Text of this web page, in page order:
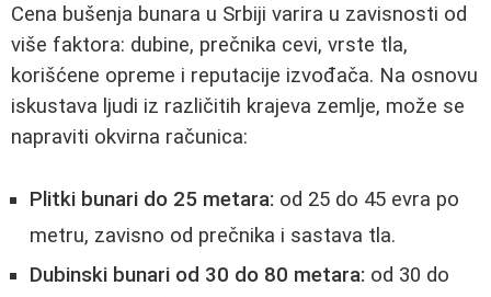
Cena bušenja bunara u Srbiji varira u zavisnosti od
više faktora: dubine, prečnika cevi, vrste tla,
korišćene opreme i reputacije izvođača. Na osnovu
iskustava ljudi iz različitih krajeva zemlje, može se
napraviti okvirna računica:
Plitki bunari do 25 metara: od 25 do 45 evra po
metru, zavisno od prečnika i sastava tla.
Dubinski bunari od 30 do 80 metara: od 30 do